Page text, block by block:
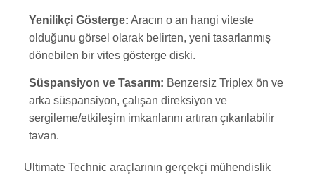
Yenilikçi Gösterge: Aracın o an hangi viteste
olduğunu görsel olarak belirten, yeni tasarlanmış
dönebilen bir vites gösterge diski.
Süspansiyon ve Tasarım: Benzersiz Triplex ön ve
arka süspansiyon, çalışan direksiyon ve
sergileme/etkileşim imkanlarını artıran çıkarılabilir
tavan.
Ultimate Technic araçlarının gerçekçi mühendislik